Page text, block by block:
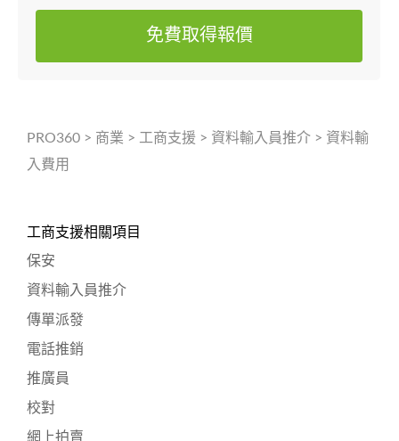
免費取得報價
PRO360 > 商業 > 工商支援 > 資料輸入員推介 > 資料輸
入費用
工商支援相關項目
保安
資料輸入員推介
傳單派發
電話推銷
推廣員
校對
網上拍賣